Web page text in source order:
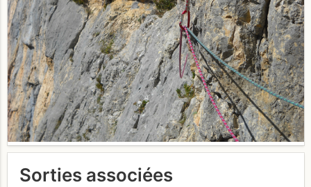
Sorties associées